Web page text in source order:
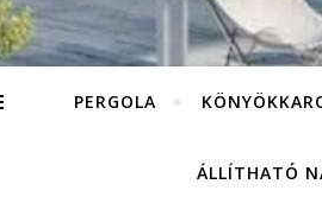
PERGOLA
ÁLLÍTHATÓ